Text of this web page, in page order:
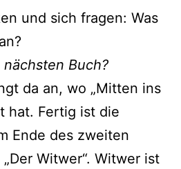
und sich fragen: Was
Buch?
da an, wo „Mitten ins
hat. Fertig ist die
Ende des zweiten
Witwer“. Witwer ist